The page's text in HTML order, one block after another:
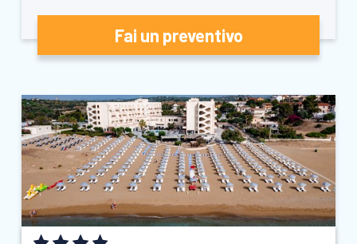
Fai un preventivo